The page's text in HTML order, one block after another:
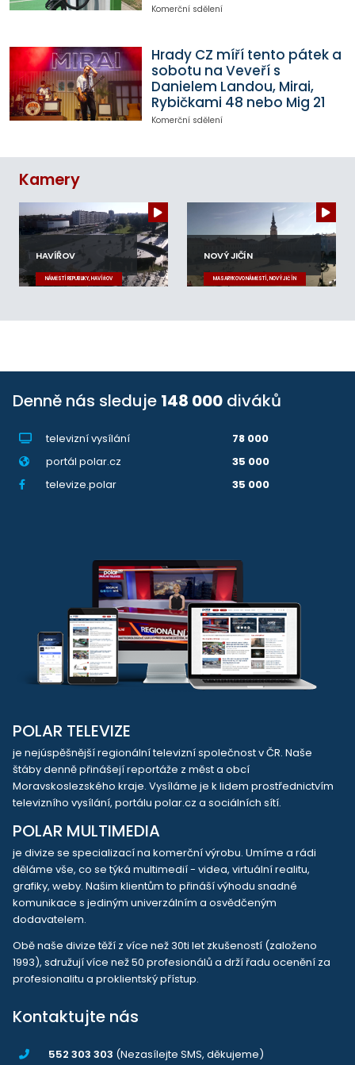
Komerční sdělení
Hrady CZ míří tento pátek a
sobotu na Veveří s
Danielem Landou, Mirai,
Rybičkami 48 nebo Mig 21
Komerční sdělení
Kamery
HAVÍŘOV
NÁMĚSTÍ REPUBLIKY, HAVÍŘOV
NOVÝ JIČÍN
MASARYKOVO NÁMĚSTÍ, NOVÝ JIČÍN
Denně nás sleduje 148 000 diváků
televizní vysílání
78 000
portál polar.cz
35 000
televize.polar
35 000
POLAR TELEVIZE
je nejúspěšnější regionální televizní společnost v ČR. Naše
štáby denně přinášejí reportáže z měst a obcí
Moravskoslezského kraje. Vysíláme je k lidem prostřednictvím
televizního vysílání, portálu polar.cz a sociálních sítí.
POLAR MULTIMEDIA
je divize se specializací na komerční výrobu. Umíme a rádi
děláme vše, co se týká multimedií - videa, virtuální realitu,
grafiky, weby. Našim klientům to přináší výhodu snadné
komunikace s jediným univerzálním a osvědčeným
dodavatelem.
Obě naše divize těží z více než 30ti let zkušeností (založeno
1993), sdružují více než 50 profesionálů a drží řadu ocenění za
profesionalitu a proklientský přístup.
Kontaktujte nás
552 303 303 (Nezasílejte SMS, děkujeme)